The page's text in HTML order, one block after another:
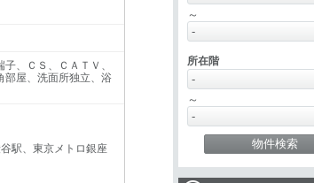
、ＣＳ、ＣＡＴＶ、
部屋、洗面所独立、浴
駅、東京メトロ銀座
～
所在階
～